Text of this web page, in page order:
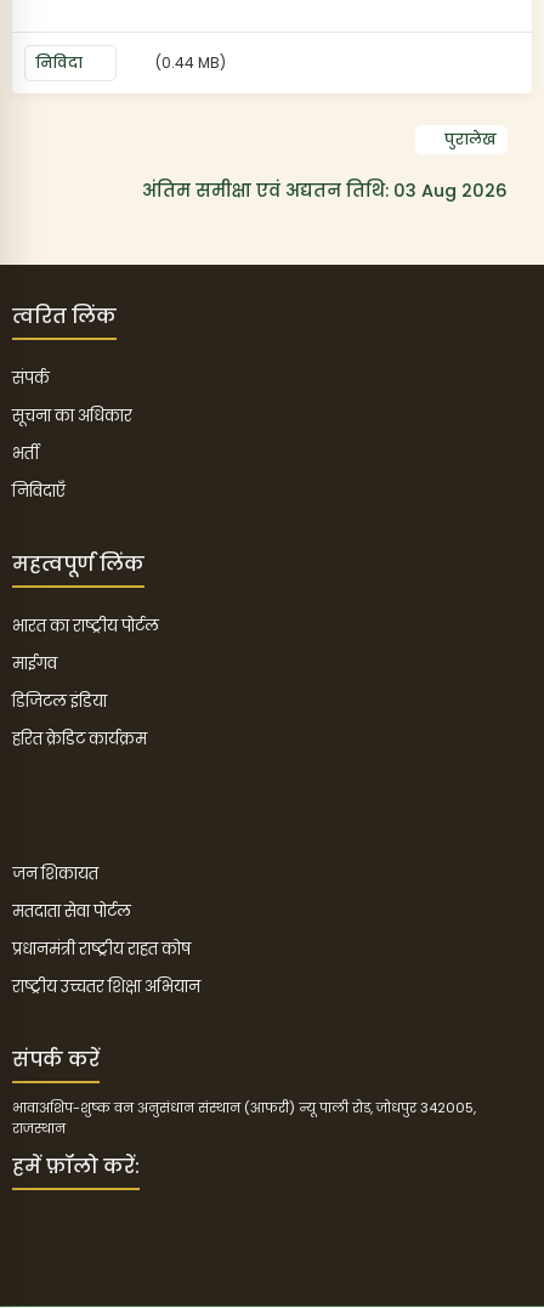
निविदा (0.44 MB)
पुरालेख
अंतिम समीक्षा एवं अद्यतन तिथि: 03 Aug 2026
त्वरित लिंक
संपर्क
सूचना का अधिकार
भर्ती
निविदाएँ
महत्वपूर्ण लिंक
भारत का राष्ट्रीय पोर्टल
माईगव
डिजिटल इंडिया
हरित क्रेडिट कार्यक्रम
जन शिकायत
मतदाता सेवा पोर्टल
प्रधानमंत्री राष्ट्रीय राहत कोष
राष्ट्रीय उच्चतर शिक्षा अभियान
संपर्क करें
भावाअशिप-शुष्क वन अनुसंधान संस्थान (आफरी) न्यू पाली रोड, जोधपुर 342005,
राजस्थान
हमें फ़ॉलो करें: